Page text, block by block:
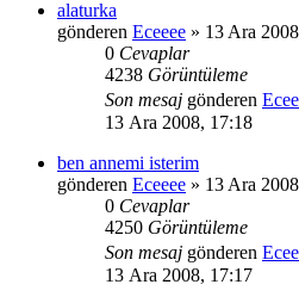
alaturka
gönderen Eceeee » 13 Ara
0 Cevaplar
4238 Görüntüleme
Son mesaj gönderen
13 Ara 2008, 17:18
ben annemi isterim
gönderen Eceeee » 13 Ara
0 Cevaplar
4250 Görüntüleme
Son mesaj gönderen
13 Ara 2008, 17:17